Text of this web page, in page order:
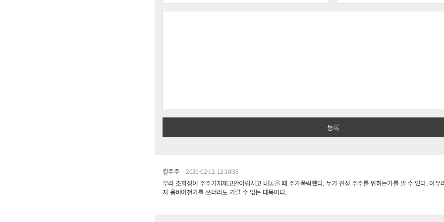
칼주주 2020-02-12 12:10:35
우리 조회장이 주주가치제고안이랍시고 내놓을 때 주가폭락했다. 누가 진정 주주를 위하는가를 알 수 있다. 아무
자 용비어천가를 쓰더라도 가릴 수 없는 대목이다.